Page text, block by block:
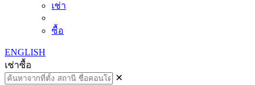
เช่า
ซื้อ
ENGLISH
เช่าซื้อ
✕